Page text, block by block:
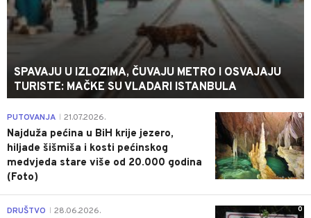
SPAVAJU U IZLOZIMA, ČUVAJU METRO I OSVAJAJU
TURISTE: MAČKE SU VLADARI ISTANBULA
0
PUTOVANJA 21.07.2026.
Najduža pećina u BiH krije jezero,
hiljade šišmiša i kosti pećinskog
medvjeda stare više od 20.000 godina
(Foto)
0
DRUŠTVO 28.06.2026.